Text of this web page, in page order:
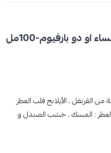
او دو بارفيوم-100مل
القرنفل ، الأيلانج قلب العطر
العطر : المسك ، خشب الصندل و